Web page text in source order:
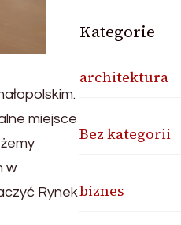
miejsce
w
Rynek
Kategorie
architektura
Bez kategorii
biznes